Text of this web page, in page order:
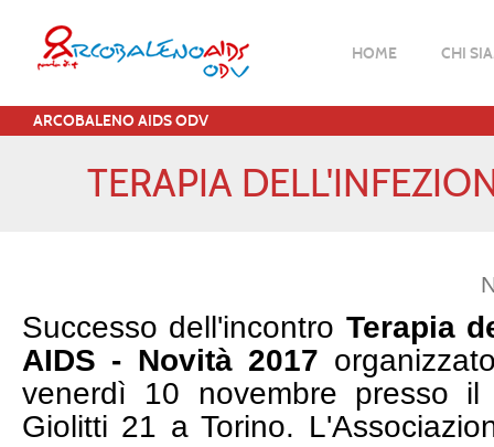
HOME CHI
ARCOBALENO AIDS ODV
TERAPIA
Successo dell'incontro Terapia
AIDS - Novità 2017
venerdì 10 novembre presso
Giolitti 21 a Torino.